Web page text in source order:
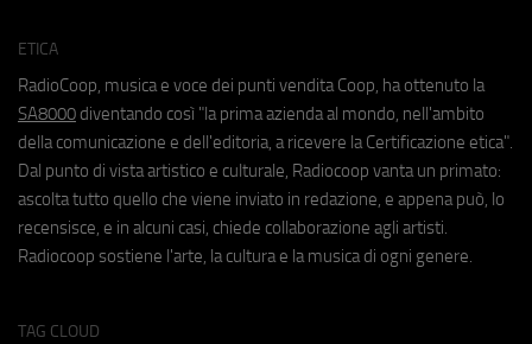
ETICA
RadioCoop, musica e voce dei punti vendita Coop, ha ottenuto la
SA8000 diventando così "la prima azienda al mondo, nell'ambito
della comunicazione e dell'editoria, a ricevere la Certificazione etica".
Dal punto di vista artistico e culturale, Radiocoop vanta un primato:
ascolta tutto quello che viene inviato in redazione, e appena può, lo
recensisce, e in alcuni casi, chiede collaborazione agli artisti.
Radiocoop sostiene l'arte, la cultura e la musica di ogni genere.
TAG CLOUD